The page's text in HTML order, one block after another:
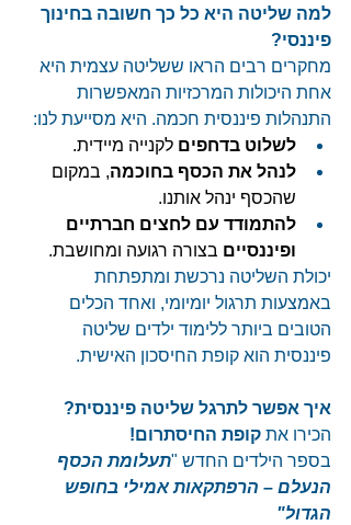
למה שליטה היא כל כך חשובה בחינוך
פיננסי?
מחקרים רבים הראו ששליטה עצמית היא
אחת היכולות המרכזיות המאפשרות
התנהלות פיננסית חכמה. היא מסייעת לנו:
לשלוט בדחפים לקנייה מיידית.
לנהל את הכסף בחוכמה, במקום
שהכסף ינהל אותנו.
להתמודד עם לחצים חברתיים
ופיננסיים בצורה רגועה ומחושבת.
יכולת השליטה נרכשת ומתפתחת
באמצעות תרגול יומיומי, ואחד הכלים
הטובים ביותר ללימוד ילדים שליטה
פיננסית הוא קופת החיסכון האישית.
איך אפשר לתרגל שליטה פיננסית?
הכירו את קופת החיסתרום!
בספר הילדים החדש "תעלומת הכסף
הנעלם – הרפתקאות אמילי בחופש
הגדול"